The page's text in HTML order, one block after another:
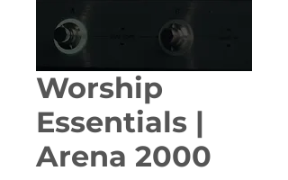
Worship
Essentials |
Arena 2000